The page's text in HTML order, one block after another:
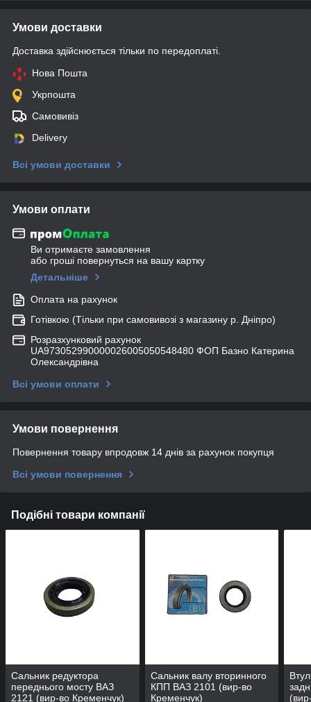
Умови доставки
Доставка здійснюється тільки по передоплаті.
Нова Пошта
Укрпошта
Самовивіз
Delivery
Всі умови доставки
Умови оплати
Ви отримаєте замовлення
або гроші повернуться на вашу картку
Детальніше
Оплата на рахунок
Готівкою (Тільки при самовивозі з магазину р. Дніпро)
Розразхунковий рахунок
UA973052990000026005050548480 ФОП Базно Катерина
Олександрівна
Всі умови оплати
Умови повернення
Повернення товару впродовж 14 днів за рахунок покупця
Всі умови повернення
Подібні товари компанії
Сальник редуктора
переднього мосту ВАЗ
2121 (вир-во Кременчук)
Сальник валу вторинного
КПП ВАЗ 2101 (вир-во
Кременчук)